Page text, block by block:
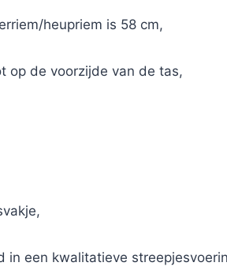
heupriem is 58 cm,
op de voorzijde van de tas,
in een kwalitatieve